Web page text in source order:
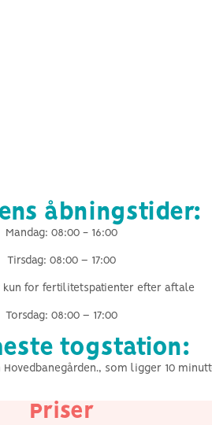
åbningstider:
Mandag: 08:00 - 16:00
Tirsdag: 08:00 – 17:00
kun for fertilitetspatienter efter aftale
Torsdag: 08:00 – 17:00
togstation:
som ligger 10
Priser